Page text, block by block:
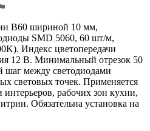
B60 шириной 10 мм,
SMD 5060, 60 шт/м,
Индекс цветопередачи
12 В. Минимальный отрезок 50
между светодиодами
световых точек. Применяется
интерьеров, рабочих зон кухни,
Обязательна установка на